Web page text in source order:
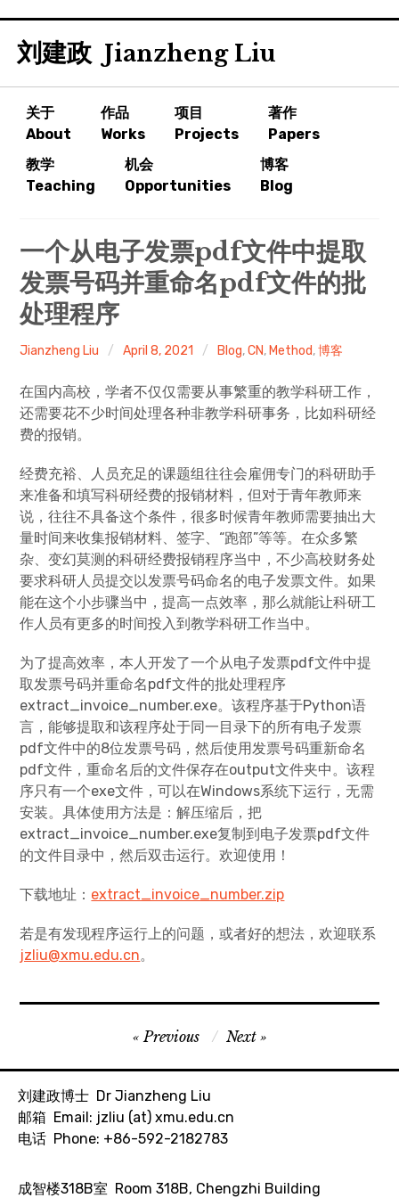
content
刘建政 Jianzheng Liu
关于
About
作品
Works
项目
Projects
著作
Papers
教学
Teaching
机会
Opportunities
博客
Blog
一个从电子发票pdf文件中提取
发票号码并重命名pdf文件的批
处理程序
Jianzheng Liu April 8, 2021 Blog,CN, Method,博客
在国内高校，学者不仅仅需要从事繁重的教学科研工作，
还需要花不少时间处理各种非教学科研事务，比如科研经
费的报销。
经费充裕、人员充足的课题组往往会雇佣专门的科研助手
来准备和填写科研经费的报销材料，但对于青年教师来
说，往往不具备这个条件，很多时候青年教师需要抽出大
量时间来收集报销材料、签字、“跑部”等等。在众多繁
杂、变幻莫测的科研经费报销程序当中，不少高校财务处
要求科研人员提交以发票号码命名的电子发票文件。如果
能在这个小步骤当中，提高一点效率，那么就能让科研工
作人员有更多的时间投入到教学科研工作当中。
为了提高效率，本人开发了一个从电子发票pdf文件中提
取发票号码并重命名pdf文件的批处理程序
extract_invoice_number.exe。该程序基于Python语
言，能够提取和该程序处于同一目录下的所有电子发票
pdf文件中的8位发票号码，然后使用发票号码重新命名
pdf文件，重命名后的文件保存在output文件夹中。该程
序只有一个exe文件，可以在Windows系统下运行，无需
安装。具体使用方法是：解压缩后，把
extract_invoice_number.exe复制到电子发票pdf文件
的文件目录中，然后双击运行。欢迎使用！
下载地址： extract_invoice_number.zip
若是有发现程序运行上的问题，或者好的想法，欢迎联系
jzliu@xmu.edu.cn。
navigation
Previous Next
刘建政博士 Dr Jianzheng Liu
邮箱 Email: jzliu (at) xmu.edu.cn
电话 Phone: +86-592-2182783
成智楼318B室 Room 318B, Chengzhi Building